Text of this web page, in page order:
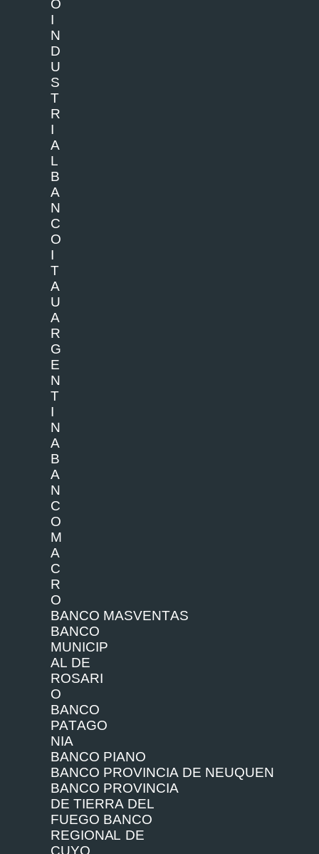
O
I
N
D
U
S
T
R
I
A
L
B
A
N
C
O
I
T
A
U
A
R
G
E
N
T
I
N
A
B
A
N
C
O
M
A
C
R
O
BANCO MASVENTAS
BANCO
MUNICIP
AL DE
ROSARI
O
BANCO
PATAGO
NIA
BANCO PIANO
BANCO PROVINCIA DE NEUQUEN
BANCO PROVINCIA
DE TIERRA DEL
FUEGO BANCO
REGIONAL DE
CUYO